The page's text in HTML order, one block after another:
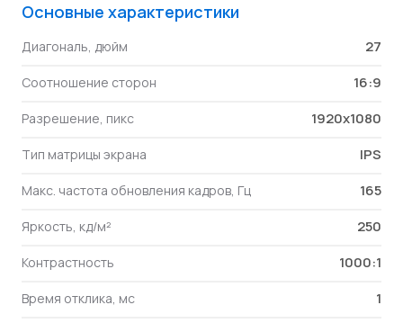
Основные характеристики
Диагональ, дюйм 27
Соотношение сторон 16:9
Разрешение, пикс 1920x1080
Тип матрицы экрана IPS
Макс. частота обновления кадров, Гц 165
Яркость, кд/м² 250
Контрастность 1000:1
Время отклика, мс 1